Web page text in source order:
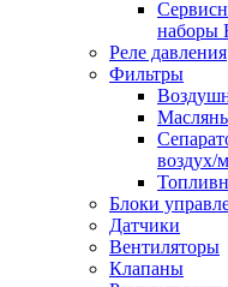
наборы
Реле давления
Фильтры
воздух/
Блоки
Датчики
Вентиляторы
Клапаны